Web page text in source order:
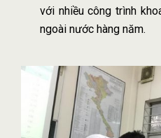
với nhiều công trình
ngoài nước hàng năm.